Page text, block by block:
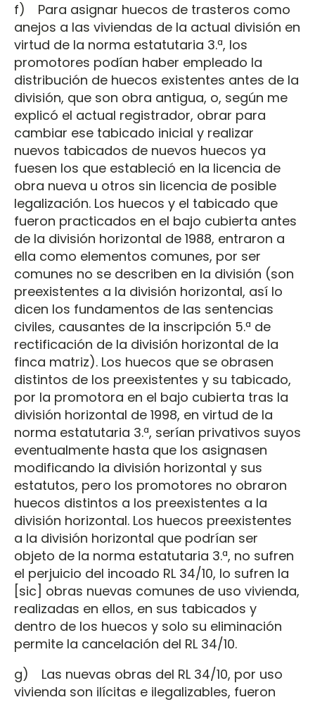
f) Para asignar huecos de trasteros como
anejos a las viviendas de la actual división en
virtud de la norma estatutaria 3.ª, los
promotores podían haber empleado la
distribución de huecos existentes antes de la
división, que son obra antigua, o, según me
explicó el actual registrador, obrar para
cambiar ese tabicado inicial y realizar
nuevos tabicados de nuevos huecos ya
fuesen los que estableció en la licencia de
obra nueva u otros sin licencia de posible
legalización. Los huecos y el tabicado que
fueron practicados en el bajo cubierta antes
de la división horizontal de 1988, entraron a
ella como elementos comunes, por ser
comunes no se describen en la división (son
preexistentes a la división horizontal, así lo
dicen los fundamentos de las sentencias
civiles, causantes de la inscripción 5.ª de
rectificación de la división horizontal de la
finca matriz). Los huecos que se obrasen
distintos de los preexistentes y su tabicado,
por la promotora en el bajo cubierta tras la
división horizontal de 1998, en virtud de la
norma estatutaria 3.ª, serían privativos suyos
eventualmente hasta que los asignasen
modificando la división horizontal y sus
estatutos, pero los promotores no obraron
huecos distintos a los preexistentes a la
división horizontal. Los huecos preexistentes
a la división horizontal que podrían ser
objeto de la norma estatutaria 3.ª, no sufren
el perjuicio del incoado RL 34/10, lo sufren la
[sic] obras nuevas comunes de uso vivienda,
realizadas en ellos, en sus tabicados y
dentro de los huecos y solo su eliminación
permite la cancelación del RL 34/10.
g) Las nuevas obras del RL 34/10, por uso
vivienda son ilícitas e ilegalizables, fueron